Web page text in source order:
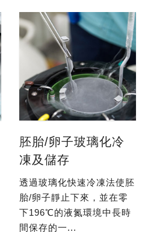
胚胎/卵子玻璃化冷
凍及儲存
透過玻璃化快速冷凍法使胚
胎/卵子靜止下來，並在零
下196℃的液氮環境中長時
間保存的一...